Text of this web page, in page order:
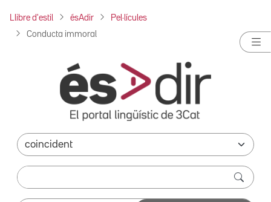
Llibre d'estil ésAdir Pel·lícules
Conducta immoral